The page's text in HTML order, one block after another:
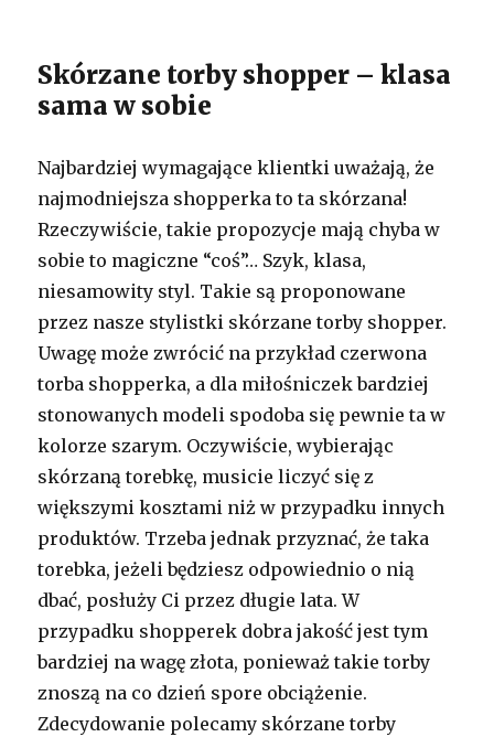
Skórzane torby shopper – klasa
sama w sobie
Najbardziej wymagające klientki uważają, że
najmodniejsza shopperka to ta skórzana!
Rzeczywiście, takie propozycje mają chyba w
sobie to magiczne “coś”… Szyk, klasa,
niesamowity styl. Takie są proponowane
przez nasze stylistki skórzane torby shopper.
Uwagę może zwrócić na przykład czerwona
torba shopperka, a dla miłośniczek bardziej
stonowanych modeli spodoba się pewnie ta w
kolorze szarym. Oczywiście, wybierając
skórzaną torebkę, musicie liczyć się z
większymi kosztami niż w przypadku innych
produktów. Trzeba jednak przyznać, że taka
torebka, jeżeli będziesz odpowiednio o nią
dbać, posłuży Ci przez długie lata. W
przypadku shopperek dobra jakość jest tym
bardziej na wagę złota, ponieważ takie torby
znoszą na co dzień spore obciążenie.
Zdecydowanie polecamy skórzane torby